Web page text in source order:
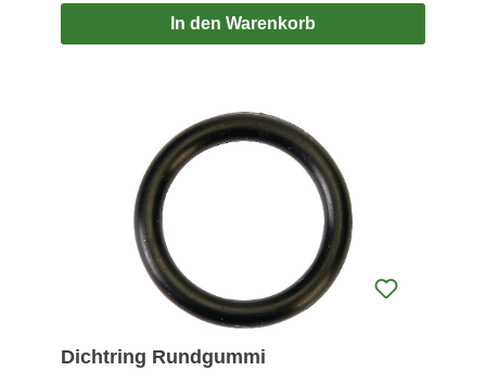
In den Warenkorb
Dichtring Rundgummi